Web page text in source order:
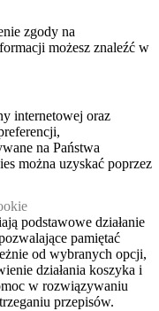
zgody na
możesz znaleźć w
internetowej oraz
na Państwa
można uzyskać poprzez
podstawowe działanie
pamiętać
od wybranych opcji,
działania koszyka i
w rozwiązywaniu
przepisów.